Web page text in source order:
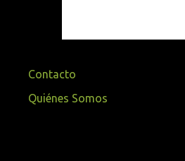
Contacto
Quiénes Somos